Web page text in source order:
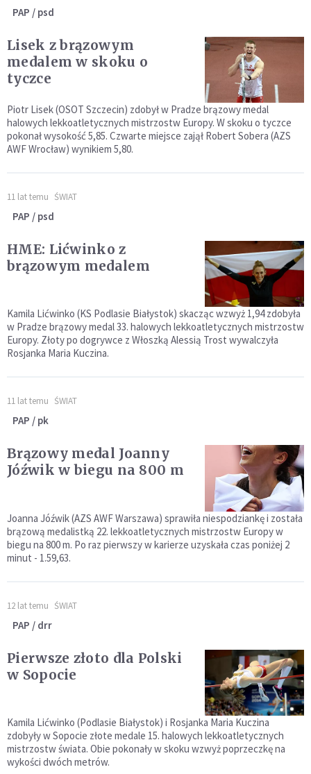
PAP / psd
Lisek z brązowym
medalem w skoku o
tyczce
Piotr Lisek (OSOT Szczecin) zdobył w Pradze brązowy medal
halowych lekkoatletycznych mistrzostw Europy. W skoku o tyczce
pokonał wysokość 5,85. Czwarte miejsce zajął Robert Sobera (AZS
AWF Wrocław) wynikiem 5,80.
11 lat temu ŚWIAT
PAP / psd
HME: Lićwinko z
brązowym medalem
Kamila Lićwinko (KS Podlasie Białystok) skacząc wzwyż 1,94 zdobyła
w Pradze brązowy medal 33. halowych lekkoatletycznych mistrzostw
Europy. Złoty po dogrywce z Włoszką Alessią Trost wywalczyła
Rosjanka Maria Kuczina.
11 lat temu ŚWIAT
PAP / pk
Brązowy medal Joanny
Jóźwik w biegu na 800 m
Joanna Jóźwik (AZS AWF Warszawa) sprawiła niespodziankę i została
brązową medalistką 22. lekkoatletycznych mistrzostw Europy w
biegu na 800 m. Po raz pierwszy w karierze uzyskała czas poniżej 2
minut - 1.59,63.
12 lat temu ŚWIAT
PAP / drr
Pierwsze złoto dla Polski
w Sopocie
Kamila Lićwinko (Podlasie Białystok) i Rosjanka Maria Kuczina
zdobyły w Sopocie złote medale 15. halowych lekkoatletycznych
mistrzostw świata. Obie pokonały w skoku wzwyż poprzeczkę na
wykości dwóch metrów.